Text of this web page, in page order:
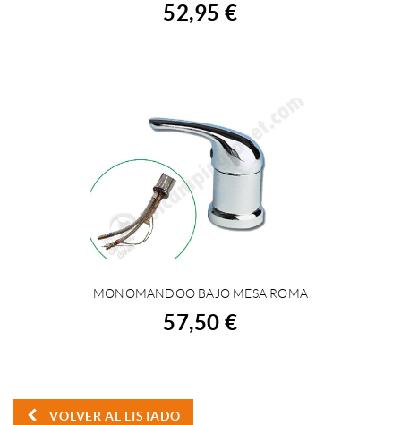
52,95 €
COMPRAR
MONOMANDOO BAJO MESA ROMA
57,50 €
VOLVER AL LISTADO